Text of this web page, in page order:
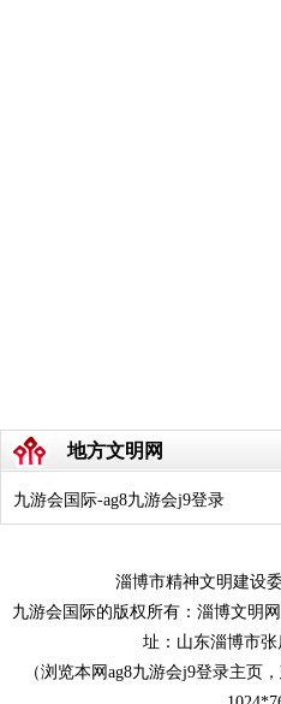
地方文明网
九游会国际-ag8九游会j9登录
淄博市精神文明建设
九游会国际的版权所有：淄博文明
址：山东淄博市
（浏览本网ag8九游会j9登录主页